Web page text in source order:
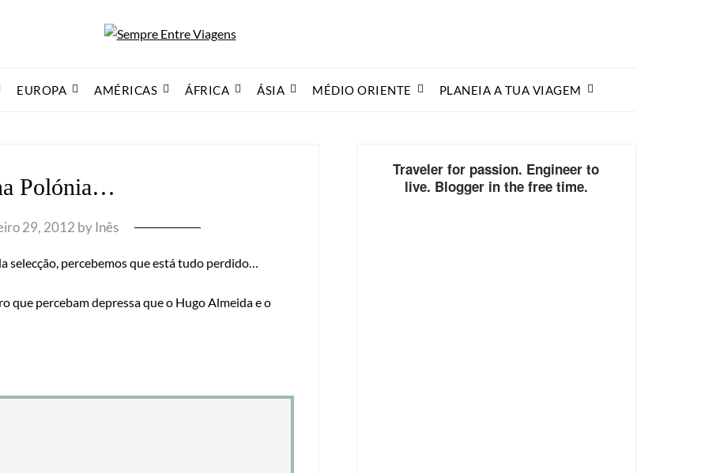
EUROPA AMÉRICAS ÁFRICA ÁSIA MÉDIO ORIENTE PLANEIA A TUA VIAGEM
Polónia…
29, 2012 byInês
selecção, percebemos que está tudo perdido…
que percebam depressa que o Hugo Almeida e o
Traveler for passion. Engineer to
live. Blogger in the free time.